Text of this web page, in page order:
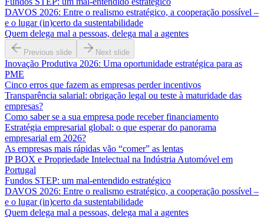
DAVOS 2026: Entre o realismo estratégico, a cooperação possível –
e o lugar (in)certo da sustentabilidade
Quem delega mal a pessoas, delega mal a agentes
Previous slide Next slide
Inovação Produtiva 2026: Uma oportunidade estratégica para as
PME
Cinco erros que fazem as empresas perder incentivos
Transparência salarial: obrigação legal ou teste à maturidade das
empresas?
Como saber se a sua empresa pode receber financiamento
Estratégia empresarial global: o que esperar do panorama
empresarial em 2026?
As empresas mais rápidas vão “comer” as lentas
IP BOX e Propriedade Intelectual na Indústria Automóvel em
Portugal
Fundos STEP: um mal-entendido estratégico
DAVOS 2026: Entre o realismo estratégico, a cooperação possível –
e o lugar (in)certo da sustentabilidade
Quem delega mal a pessoas, delega mal a agentes